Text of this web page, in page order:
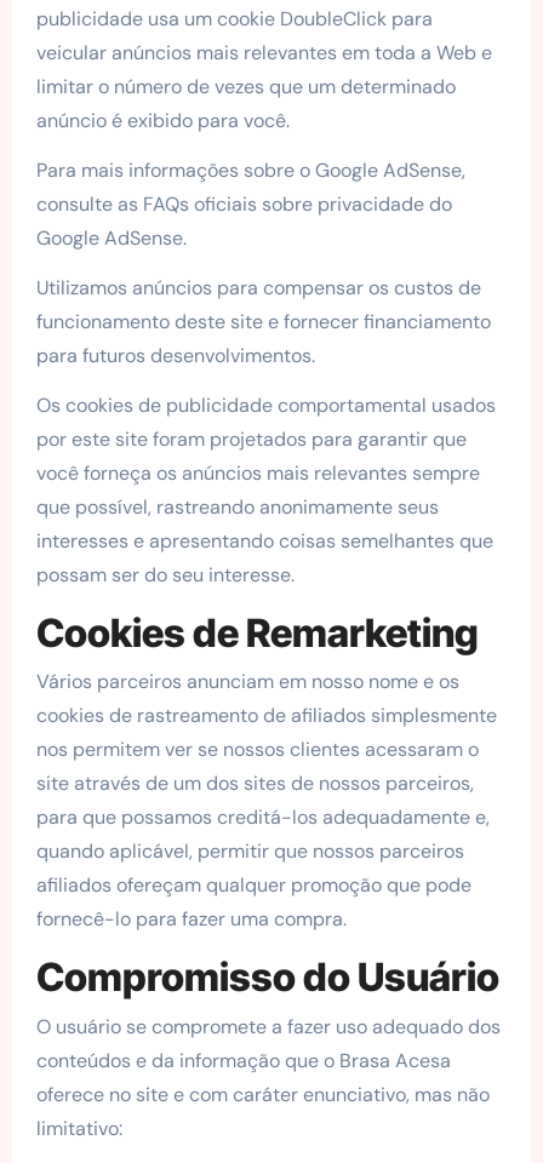
publicidade usa um cookie DoubleClick para
veicular anúncios mais relevantes em toda a Web e
limitar o número de vezes que um determinado
anúncio é exibido para você.
Para mais informações sobre o Google AdSense,
consulte as FAQs oficiais sobre privacidade do
Google AdSense.
Utilizamos anúncios para compensar os custos de
funcionamento deste site e fornecer financiamento
para futuros desenvolvimentos.
Os cookies de publicidade comportamental usados ​​
por este site foram projetados para garantir que
você forneça os anúncios mais relevantes sempre
que possível, rastreando anonimamente seus
interesses e apresentando coisas semelhantes que
possam ser do seu interesse.
Cookies de Remarketing
Vários parceiros anunciam em nosso nome e os
cookies de rastreamento de afiliados simplesmente
nos permitem ver se nossos clientes acessaram o
site através de um dos sites de nossos parceiros,
para que possamos creditá-los adequadamente e,
quando aplicável, permitir que nossos parceiros
afiliados ofereçam qualquer promoção que pode
fornecê-lo para fazer uma compra.
Compromisso do Usuário
O usuário se compromete a fazer uso adequado dos
conteúdos e da informação que o Brasa Acesa
oferece no site e com caráter enunciativo, mas não
limitativo: